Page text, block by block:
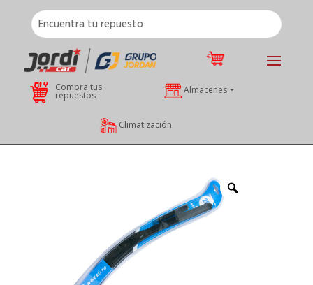
Compra tus
repuestos Almacenes
Climatización